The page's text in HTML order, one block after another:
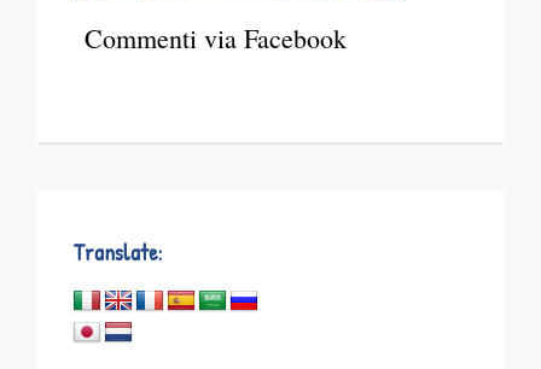
Commenti via Facebook
Translate: